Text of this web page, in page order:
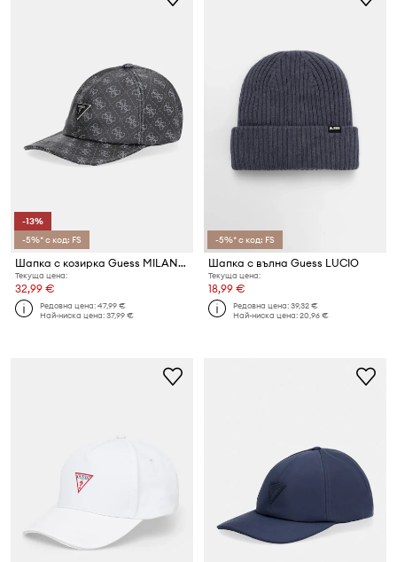
-13%
-5%* с код: FS
Шапка с козирка Guess MILANO
Текуща цена:
32,99 €
Редовна цена:47,99 €
Най-ниска цена:37,99 €
-5%* с код: FS
Шапка с вълна Guess LUCIO
Текуща цена:
18,99 €
Редовна цена:39,32 €
Най-ниска цена:20,96 €